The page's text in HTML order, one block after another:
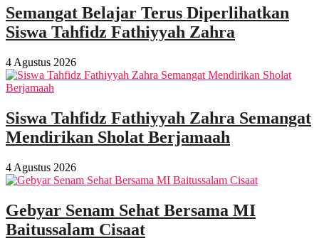
Semangat Belajar Terus Diperlihatkan
Siswa Tahfidz Fathiyyah Zahra
4 Agustus 2026
Siswa Tahfidz Fathiyyah Zahra Semangat
Mendirikan Sholat Berjamaah
4 Agustus 2026
Gebyar Senam Sehat Bersama MI
Baitussalam Cisaat